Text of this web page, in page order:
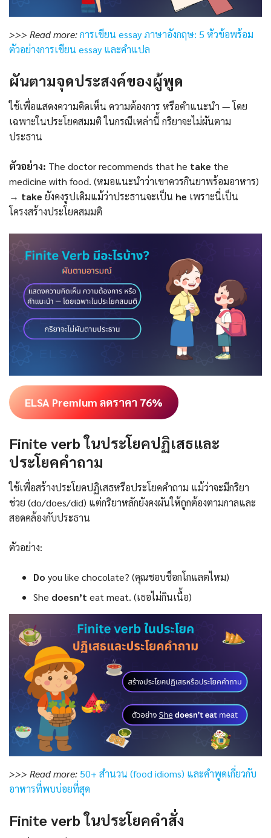
>>> Read more:การเขียน essay ภาษาอังกฤษ: 5 หัวข้อพร้อม
ตัวอย่างการเขียน essay และคำแปล
ผันตามจุดประสงค์ของผู้พูด
ใช้เพื่อแสดงความคิดเห็น ความต้องการ หรือคำแนะนำ — โดย
เฉพาะในประโยคสมมติ ในกรณีเหล่านี้ กริยาจะไม่ผันตาม
ประธาน
ตัวอย่าง: The doctor recommends that he take the
medicine with food. (หมอแนะนำว่าเขาควรกินยาพร้อมอาหาร)
→ take ยังคงรูปเดิมแม้ว่าประธานจะเป็น he เพราะนี่เป็น
โครงสร้างประโยคสมมติ
ELSA Premium ลดราคา 76%
Finite verb ในประโยคปฏิเสธและ
ประโยคคำถาม
ใช้เพื่อสร้างประโยคปฏิเสธหรือประโยคคำถาม แม้ว่าจะมีกริยา
ช่วย (do/does/did) แต่กริยาหลักยังคงผันให้ถูกต้องตามกาลและ
สอดคล้องกับประธาน
ตัวอย่าง:
Do you like chocolate? (คุณชอบช็อกโกแลตไหม)
She doesn’t eat meat. (เธอไม่กินเนื้อ)
>>> Read more: 50+ สำนวน (food idioms) และคำพูดเกี่ยวกับ
อาหารที่พบบ่อยที่สุด
Finite verb ในประโยคคำสั่ง